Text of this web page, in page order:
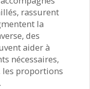
rassurent
la
des
aider à
nécessaires,
les proportions